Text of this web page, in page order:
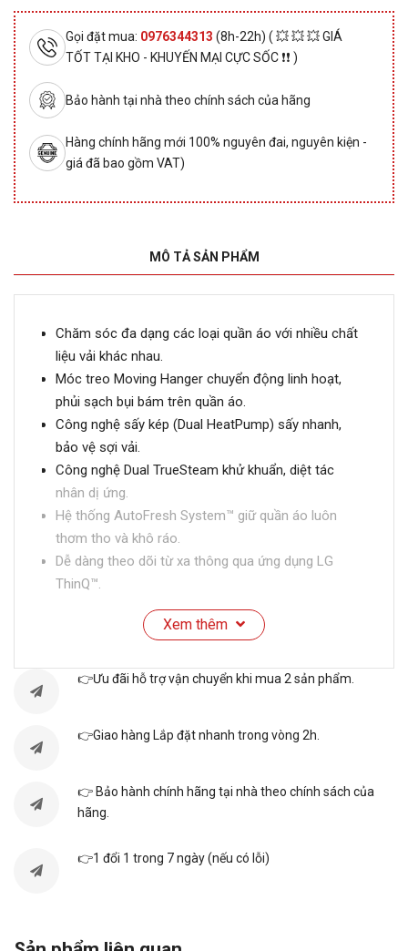
Gọi đặt mua: 0976344313 (8h-22h) ( 💥 💥 💥 GIÁ
TỐT TẠI KHO - KHUYẾN MẠI CỰC SỐC ❗❗ )
Bảo hành tại nhà theo chính sách của hãng
Hàng chính hãng mới 100% nguyên đai, nguyên kiện -
giá đã bao gồm VAT)
MÔ TẢ SẢN PHẨM
Chăm sóc đa dạng các loại quần áo với nhiều chất
liệu vải khác nhau.
Móc treo Moving Hanger chuyển động linh hoạt,
phủi sạch bụi bám trên quần áo.
Công nghệ sấy kép (Dual HeatPump) sấy nhanh,
bảo vệ sợi vải.
Công nghệ Dual TrueSteam khử khuẩn, diệt tác
nhân dị ứng.
Hệ thống AutoFresh System™ giữ quần áo luôn
thơm tho và khô ráo.
Dễ dàng theo dõi từ xa thông qua ứng dụng LG
ThinQ™.
Tích hợp Dual Inverter​ tiết kiệm điện, vận hành êm
THÔNG SỐ KỸ THUẬT
hiệu
Mã sản
phẩm
SC5MNR4G
Cao 196.5 cm - Ngang 60 cm -
Xem thêm
👉Ưu đãi hỗ trợ vận chuyển khi mua 2 sản phẩm.
👉Giao hàng Lắp đặt nhanh trong vòng 2h.
👉 Bảo hành chính hãng tại nhà theo chính sách của
hãng.
👉1 đổi 1 trong 7 ngày (nếu có lỗi)